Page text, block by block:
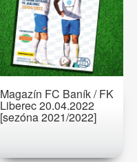
Magazín FC Baník / FK
Liberec 20.04.2022
[sezóna 2021/2022]